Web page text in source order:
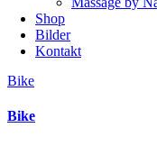
Shop
Bilder
Kontakt
Bike
Bike